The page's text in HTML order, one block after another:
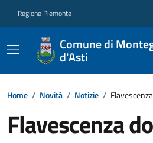
Regione Piemonte
Comune di
d'Asti
Home / Novità / Notizie /
Flavescenza